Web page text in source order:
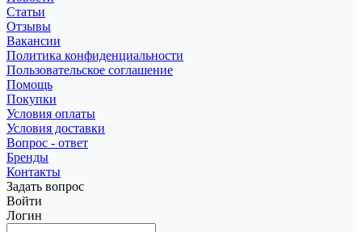
Статьи
Отзывы
Вакансии
Политика конфиденциальности
Пользовательское соглашение
Помощь
Покупки
Условия оплаты
Условия доставки
Вопрос - ответ
Бренды
Контакты
Задать вопрос
Войти
Логин